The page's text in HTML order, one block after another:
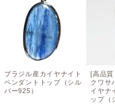
ブラジル産カイヤナイト
ペンダントトップ（シル
バー925）
[高品
クワサ
イヤナ
ップ（